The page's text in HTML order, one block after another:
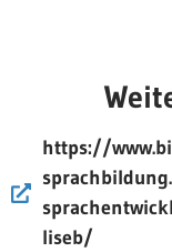
https://
liseb/